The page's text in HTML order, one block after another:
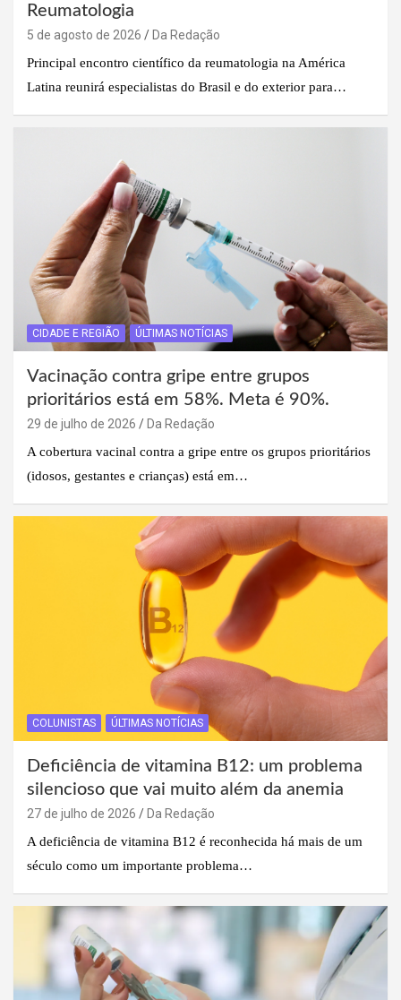
Reumatologia
5 de agosto de 2026
Da Redação
Principal encontro científico da reumatologia na América
Latina reunirá especialistas do Brasil e do exterior para…
CIDADE E REGIÃO ÚLTIMAS NOTÍCIAS
Vacinação contra gripe entre grupos
prioritários está em 58%. Meta é 90%.
29 de julho de 2026
Da Redação
A cobertura vacinal contra a gripe entre os grupos prioritários
(idosos, gestantes e crianças) está em…
COLUNISTAS ÚLTIMAS NOTÍCIAS
Deficiência de vitamina B12: um problema
silencioso que vai muito além da anemia
27 de julho de 2026
Da Redação
A deficiência de vitamina B12 é reconhecida há mais de um
século como um importante problema…